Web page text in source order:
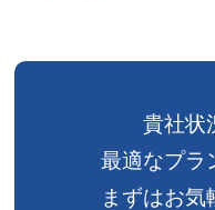
貴社状
最適なプラ
まずはお気